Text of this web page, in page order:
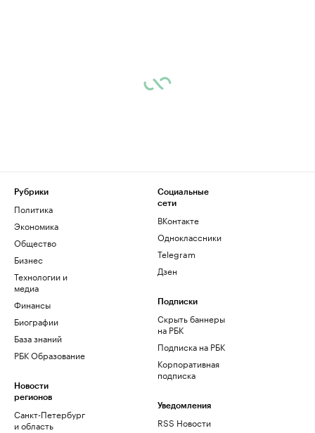
Рубрики
Политика
Экономика
Общество
Бизнес
Технологии и
медиа
Финансы
Биографии
База знаний
РБК Образование
Новости
регионов
Санкт-Петербург
и область
Социальные
сети
ВКонтакте
Одноклассники
Telegram
Дзен
Подписки
Скрыть баннеры
на РБК
Подписка на РБК
Корпоративная
подписка
Уведомления
RSS Новости